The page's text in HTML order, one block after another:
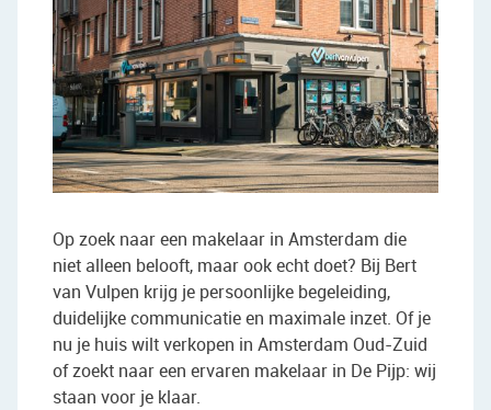
Op zoek naar een makelaar in Amsterdam die
niet alleen belooft, maar ook echt doet? Bij Bert
van Vulpen krijg je persoonlijke begeleiding,
duidelijke communicatie en maximale inzet. Of je
nu je huis wilt verkopen in Amsterdam Oud-Zuid
of zoekt naar een ervaren makelaar in De Pijp: wij
staan voor je klaar.